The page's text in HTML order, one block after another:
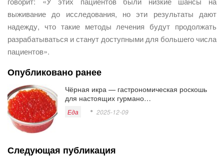
выживание до исследования, но эти результаты дают
надежду, что такие методы лечения будут продолжать
разрабатываться и станут доступными для большего числа
пациентов».
Опубликовано ранее
Чёрная икра — гастрономическая роскошь
для настоящих гурмано…
Еда 2025-12-09
Следующая публикация